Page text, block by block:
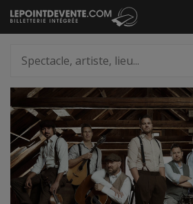
Passer
au
artiste,
lieu...